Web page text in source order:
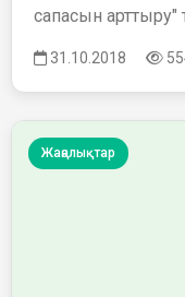
сапасын
31.10.2018
Жаңалықтар